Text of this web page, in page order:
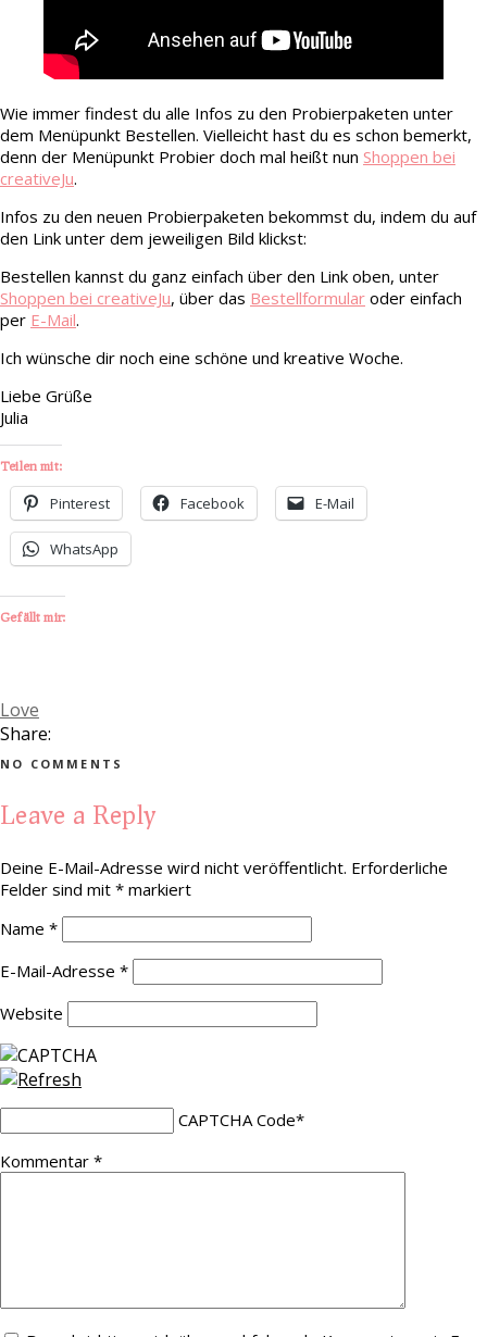
Wie immer findest du alle Infos zu den Probierpaketen unter
dem Menüpunkt Bestellen. Vielleicht hast du es schon bemerkt,
denn der Menüpunkt Probier doch mal heißt nun Shoppen bei
creativeJu.
Infos zu den neuen Probierpaketen bekommst du, indem du auf
den Link unter dem jeweiligen Bild klickst:
Bestellen kannst du ganz einfach über den Link oben, unter
Shoppen bei creativeJu, über das Bestellformular oder einfach
per E-Mail.
Ich wünsche dir noch eine schöne und kreative Woche.
Liebe Grüße
Julia
Teilen mit:
Pinterest Facebook E-Mail
WhatsApp
Gefällt mir:
Love
Share:
NO COMMENTS
Leave a Reply
Deine E-Mail-Adresse wird nicht veröffentlicht. Erforderliche
Felder sind mit * markiert
Name *
E-Mail-Adresse *
Website
CAPTCHA Code*
Kommentar *